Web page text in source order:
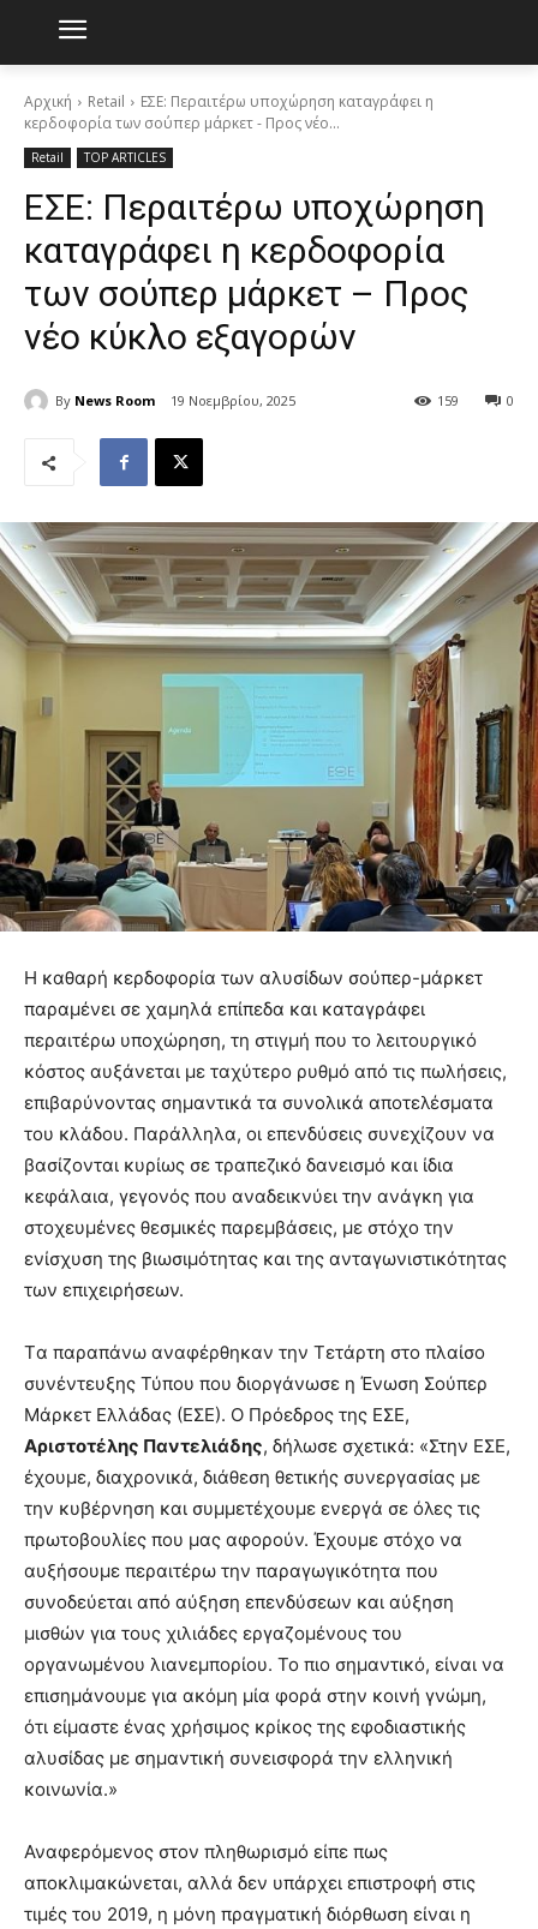
Αρχική Retail
ΕΣΕ: Περαιτέρω υποχώρηση καταγράφει η
κερδοφορία των σούπερ μάρκετ - Προς νέο...
Retail TOP ARTICLES
ΕΣΕ: Περαιτέρω υποχώρηση
καταγράφει η κερδοφορία
των σούπερ μάρκετ – Προς
νέο κύκλο εξαγορών
By News Room 19 Νοεμβρίου, 2025 0
159
Η καθαρή κερδοφορία των αλυσίδων σούπερ-μάρκετ
παραμένει σε χαμηλά επίπεδα και καταγράφει
περαιτέρω υποχώρηση, τη στιγμή που το λειτουργικό
κόστος αυξάνεται με ταχύτερο ρυθμό από τις πωλήσεις,
επιβαρύνοντας σημαντικά τα συνολικά αποτελέσματα
του κλάδου. Παράλληλα, οι επενδύσεις συνεχίζουν να
βασίζονται κυρίως σε τραπεζικό δανεισμό και ίδια
κεφάλαια, γεγονός που αναδεικνύει την ανάγκη για
στοχευμένες θεσμικές παρεμβάσεις, με στόχο την
ενίσχυση της βιωσιμότητας και της ανταγωνιστικότητας
των επιχειρήσεων.
Tα παραπάνω αναφέρθηκαν την Τετάρτη στο πλαίσο
συνέντευξης Τύπου που διοργάνωσε η Ένωση Σούπερ
Μάρκετ Ελλάδας (ΕΣΕ). Ο Πρόεδρος της ΕΣΕ,
Αριστοτέλης Παντελιάδης, δήλωσε σχετικά: «Στην ΕΣΕ,
έχουμε, διαχρονικά, διάθεση θετικής συνεργασίας με
την κυβέρνηση και συμμετέχουμε ενεργά σε όλες τις
πρωτοβουλίες που μας αφορούν. Έχουμε στόχο να
αυξήσουμε περαιτέρω την παραγωγικότητα που
συνοδεύεται από αύξηση επενδύσεων και αύξηση
μισθών για τους χιλιάδες εργαζομένους του
οργανωμένου λιανεμπορίου. Το πιο σημαντικό, είναι να
επισημάνουμε για ακόμη μία φορά στην κοινή γνώμη,
ότι είμαστε ένας χρήσιμος κρίκος της εφοδιαστικής
αλυσίδας με σημαντική συνεισφορά την ελληνική
κοινωνία.»
Αναφερόμενος στον πληθωρισμό είπε πως
αποκλιμακώνεται, αλλά δεν υπάρχει επιστροφή στις
τιμές του 2019, η μόνη πραγματική διόρθωση είναι η